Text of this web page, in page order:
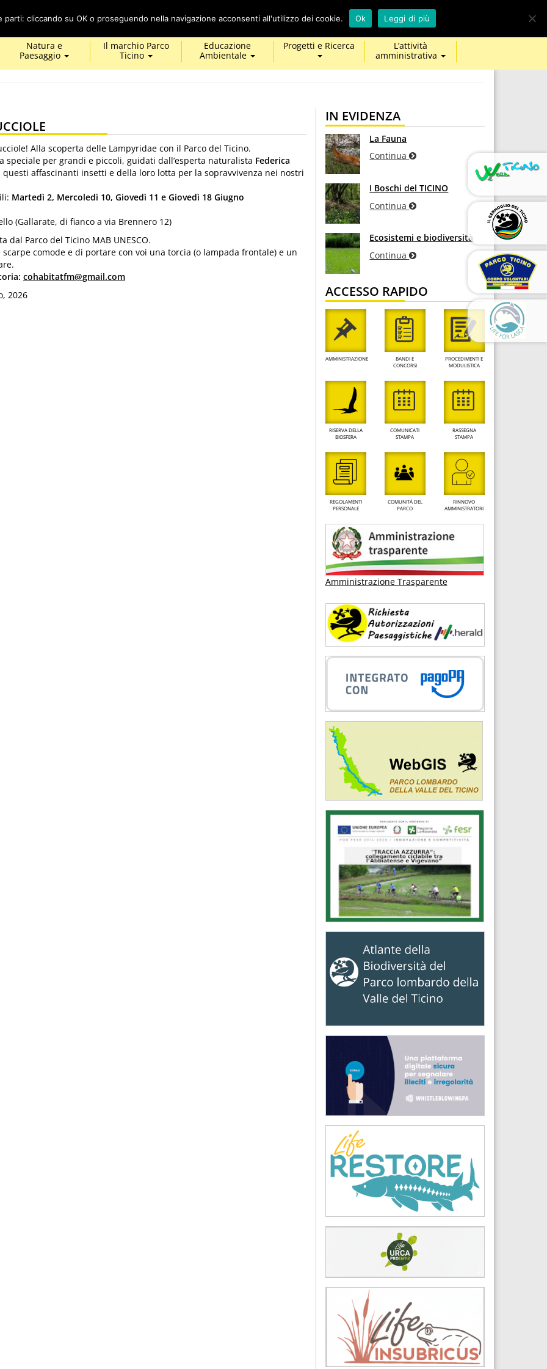
Cerca
map-
marker
calendar
Natura e
Paesaggio
Il marchio Parco
Ticino
Educazione
Ambientale
Progetti e Ricerca
L’attività
amministrativa
Alla scoperta delle Lampyridae con il Parco del Ticino.
speciale per grandi e piccoli, guidati dall’esperta naturalista Federica
questi affascinanti insetti e della loro lotta per la sopravvivenza nei nostri
Martedì 2, Mercoledì 10, Giovedì 11 e Giovedì 18 Giugno
(Gallarate, di fianco a via Brennero 12)
dal Parco del Ticino MAB UNESCO.
comode e di portare con voi una torcia (o lampada frontale) e un
cohabitatfm@gmail.com
2026
IN EVIDENZA
La Fauna
Continua
I Boschi del TICINO
Continua
Ecosistemi e biodiversità
Continua
ACCESSO RAPIDO
AMMINISTRAZIONE
BANDI E
CONCORSI
PROCEDIMENTI E
MODULISTICA
RISERVA DELLA
BIOSFERA
COMUNICATI
STAMPA
RASSEGNA
STAMPA
REGOLAMENTI
PERSONALE
COMUNITÀ DEL
PARCO
RINNOVO
AMMINISTRATORI
Amministrazione Trasparente
cliccando su OK o proseguendo nella navigazione acconsenti all'utilizzo dei cookie. Ok Leggi di più